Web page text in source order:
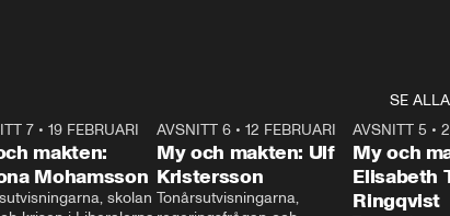
SE ALLA
24:30
7• 19 FEBRUARI
makten:
Mohamsson
skolan
27:30
AVSNITT 6 •12 FEBRUARI
My och makten: Ulf
Kristersson
Tonårsutvisningarna,
AVSNITT 5 •
My och
Elisabeth
Ringqvist